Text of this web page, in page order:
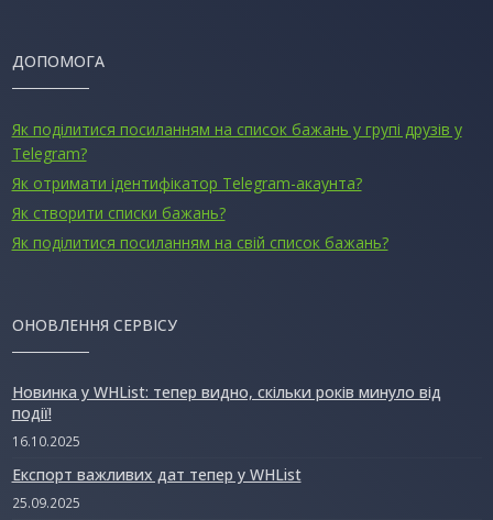
ДОПОМОГА
Як поділитися посиланням на список бажань у групі друзів у
Telegram?
Як отримати ідентифікатор Telegram-акаунта?
Як створити списки бажань?
Як поділитися посиланням на свій список бажань?
ОНОВЛЕННЯ СЕРВІСУ
Новинка у WHList: тепер видно, скільки років минуло від
події!
16.10.2025
Експорт важливих дат тепер у WHList
25.09.2025